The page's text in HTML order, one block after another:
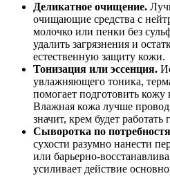
Деликатное очищение.
очищающие средства с
молочко или пенки без
удалить загрязнения и
естественную защиту кожи.
Тонизация или эссенция.
увлажняющего тоника,
помогает подготовить
Влажная кожа лучше
значит, крем будет
Сыворотка по
сухости разумно нанести
или барьерно-
усиливает действие